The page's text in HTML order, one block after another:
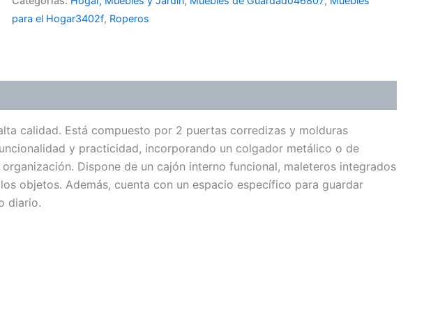
para el Hogar3402f, Roperos
calidad. Está compuesto por 2 puertas corredizas y molduras
y practicidad, incorporando un colgador metálico o de
Dispone de un cajón interno funcional, maleteros integrados
objetos. Además, cuenta con un espacio específico para guardar
diario.